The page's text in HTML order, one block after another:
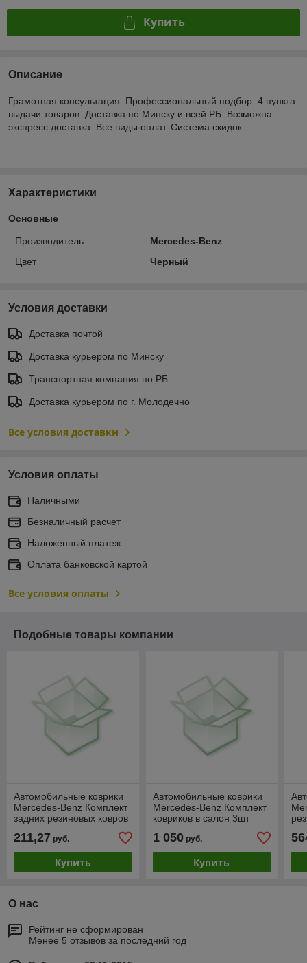
Купить
Описание
Грамотная консультация. Профессиональный подбор. 4 пункта
выдачи товаров. Доставка по Минску и всей РБ. Возможна
экспресс доставка. Все виды оплат. Система скидок.
Характеристики
Основные
Производитель
Mercedes-Benz
Цвет
Черный
Условия доставки
Доставка почтой
Доставка курьером по Минску
Транспортная компания по РБ
Доставка курьером по г. Молодечно
Все условия доставки
Условия оплаты
Наличными
Безналичный расчет
Наложенный платеж
Оплата банковской картой
Все условия оплаты
Подобные товары компании
Автомобильные коврики
Mercedes-Benz Комплект
задних резиновых ковров
С205 (A20568079089G33)
211,27 руб.
Купить
Автомобильные коврики
Mercedes-Benz Комплект
ковриков в салон 3шт
1 050руб.
Купить
О нас
Рейтинг не сформирован
Менее 5 отзывов за последний год